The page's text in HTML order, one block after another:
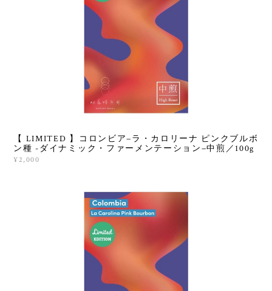
【 LIMITED 】コロンビア−ラ・カロリーナ ピンクブルボ
ン種 -ダイナミック・ファーメンテーション−中煎／100g
¥2,000